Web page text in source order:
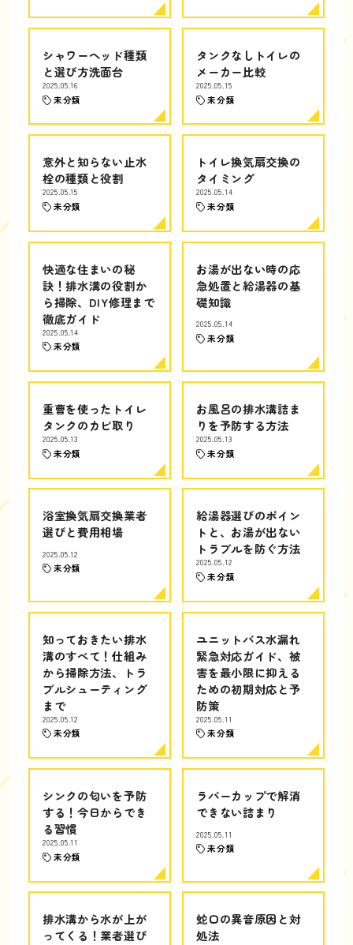
シャワーヘッド種類
と選び方洗面台
2025.05.16
未分類
タンクなしトイレの
メーカー比較
2025.05.15
未分類
意外と知らない止水
栓の種類と役割
2025.05.15
未分類
トイレ換気扇交換の
タイミング
2025.05.14
未分類
快適な住まいの秘
訣！排水溝の役割か
ら掃除、DIY修理まで
徹底ガイド
2025.05.14
未分類
お湯が出ない時の応
急処置と給湯器の基
礎知識
2025.05.14
未分類
重曹を使ったトイレ
タンクのカビ取り
2025.05.13
未分類
お風呂の排水溝詰ま
りを予防する方法
2025.05.13
未分類
浴室換気扇交換業者
選びと費用相場
2025.05.12
未分類
給湯器選びのポイン
トと、お湯が出ない
トラブルを防ぐ方法
2025.05.12
未分類
知っておきたい排水
溝のすべて！仕組み
から掃除方法、トラ
ブルシューティング
まで
2025.05.12
未分類
ユニットバス水漏れ
緊急対応ガイド、被
害を最小限に抑える
ための初期対応と予
防策
2025.05.11
未分類
シンクの匂いを予防
する！今日からでき
る習慣
2025.05.11
未分類
ラバーカップで解消
できない詰まり
2025.05.11
未分類
排水溝から水が上が
ってくる！業者選び
蛇口の異音原因と対
処法